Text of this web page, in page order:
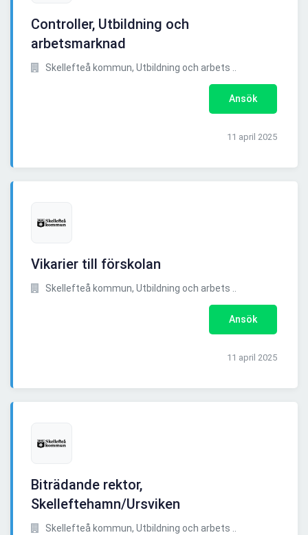
Controller, Utbildning och
arbetsmarknad
Skellefteå kommun, Utbildning och arbets ..
Ansök
11 april 2025
Vikarier till förskolan
Skellefteå kommun, Utbildning och arbets ..
Ansök
11 april 2025
Biträdande rektor,
Skelleftehamn/Ursviken
Skellefteå kommun, Utbildning och arbets ..